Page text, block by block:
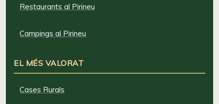
Restaurants al Pirineu
Campings al Pirineu
EL MÉS VALORAT
Cases Rurals